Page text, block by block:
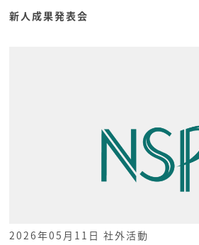
新人成果発表会
2026年05月11日 社外活動